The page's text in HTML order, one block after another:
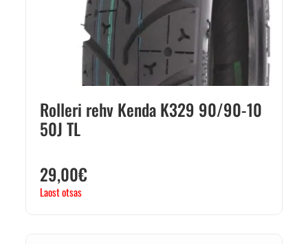
Rolleri rehv Kenda K329 90/90-10
50J TL
29,00€
Laost otsas